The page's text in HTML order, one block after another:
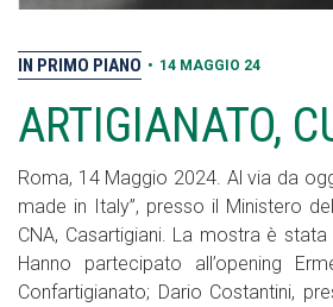
IN PRIMO PIANO • 14 MAGGIO 24
ARTIGIANATO,
Roma, 14 Maggio 2024. Al via da
made in Italy”, presso il Ministero
CNA, Casartigiani. La mostra è
Hanno partecipato all’opening
Confartigianato; Dario Costantini,